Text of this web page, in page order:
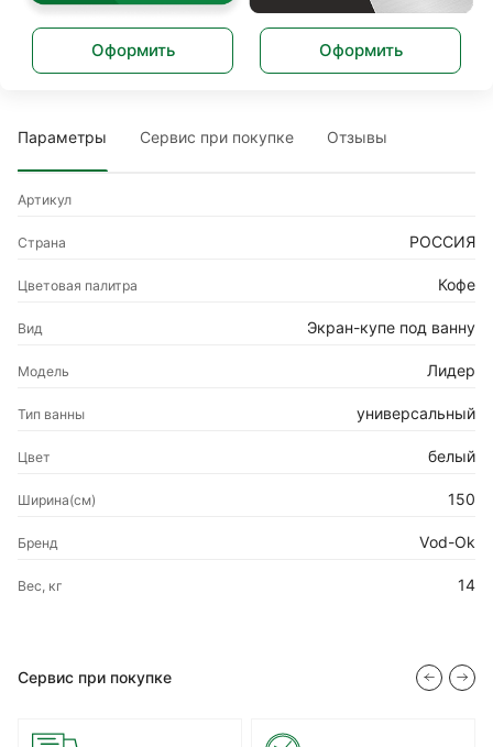
Оформить Оформить
Параметры Сервис при покупке Отзывы
Артикул
Страна РОССИЯ
Цветовая палитра Кофе
Вид Экран-купе под ванну
Модель Лидер
Тип ванны универсальный
Цвет белый
Ширина(см) 150
Бренд Vod-Ok
Вес, кг 14
Сервис при покупке